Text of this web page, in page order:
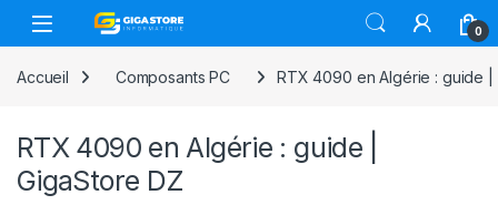
Skip to navigation
Skip to content
0
Accueil Composants PC RTX 4090 en Algérie : guide |
RTX 4090 en Algérie : guide |
GigaStore DZ